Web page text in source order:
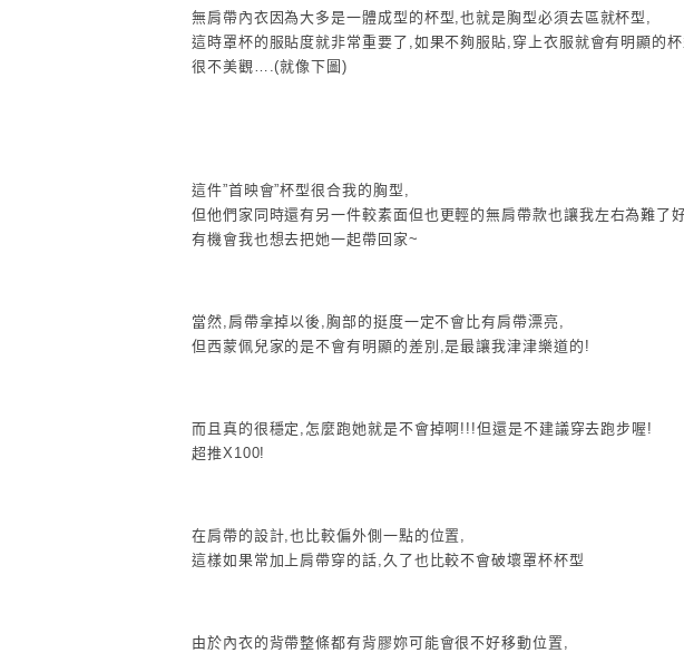
無肩帶內衣因為大多是一體成型的杯型,也就是胸型必須去區就杯型,
這時罩杯的服貼度就非常重要了,如果不夠服貼,穿上衣服就會有明顯的
很不美觀….(就像下圖)
這件”首映會”杯型很合我的胸型,
但他們家同時還有另一件較素面但也更輕的無肩帶款也讓我左右為難了
有機會我也想去把她一起帶回家~
當然,肩帶拿掉以後,胸部的挺度一定不會比有肩帶漂亮,
但西蒙佩兒家的是不會有明顯的差別,是最讓我津津樂道的!
而且真的很穩定,怎麼跑她就是不會掉啊!!!但還是不建議穿去跑步喔!
超推X100!
在肩帶的設計,也比較偏外側一點的位置,
這樣如果常加上肩帶穿的話,久了也比較不會破壞罩杯杯型
由於內衣的背帶整條都有背膠妳可能會很不好移動位置,